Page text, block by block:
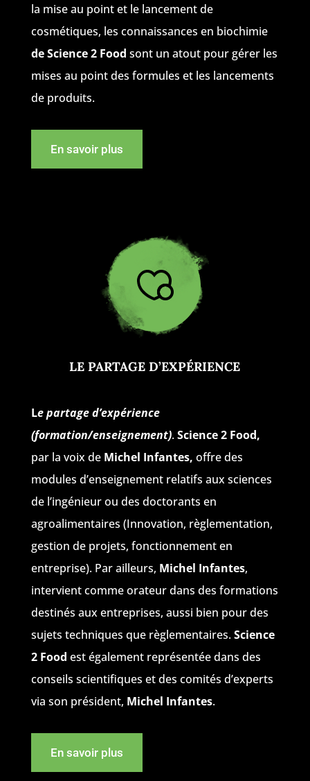
la mise au point et le lancement de
cosmétiques, les connaissances en biochimie
de Science 2 Food sont un atout pour gérer les
mises au point des formules et les lancements
de produits.
En savoir plus
LE PARTAGE D’EXPÉRIENCE
Le partage d’expérience
(formation/enseignement).Science 2 Food,
par la voix de Michel Infantes, offre des
modules d’enseignement relatifs aux sciences
de l’ingénieur ou des doctorants en
agroalimentaires (Innovation, règlementation,
gestion de projets, fonctionnement en
entreprise). Par ailleurs, Michel Infantes,
intervient comme orateur dans des formations
destinés aux entreprises, aussi bien pour des
sujets techniques que règlementaires.Science
2 Food est également représentée dans des
conseils scientifiques et des comités d’experts
via son président, Michel Infantes.
En savoir plus